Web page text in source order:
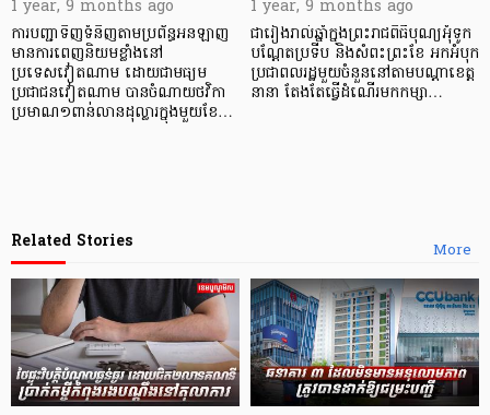
1 year, 9 months ago
ការបញ្ជាទិញទំនិញតាមប្រព័ន្ធអនឡាញ
មានការពេញនិយមខ្លាំងនៅ
ប្រទេសវៀតណាម ដោយជាមធ្យម
ប្រជាជនវៀតណាម បានចំណាយថវិកា
ប្រមាណ១ពាន់លានដុល្លារក្នុងមួយខែ…
1 year, 9 months ago
ជារៀងរាល់ឆ្នាំក្នុងព្រះរាជពិធីបុណ្យអុំទូក
បណ្ដែតប្រទីប និងសំពះព្រះខែ អកអំបុក
ប្រជាពលរដ្ឋមួយចំនួននៅតាមបណ្ដាខេត្ត
នានា តែងតែធ្វើដំណើរមកកម្សា…
More
Related Stories